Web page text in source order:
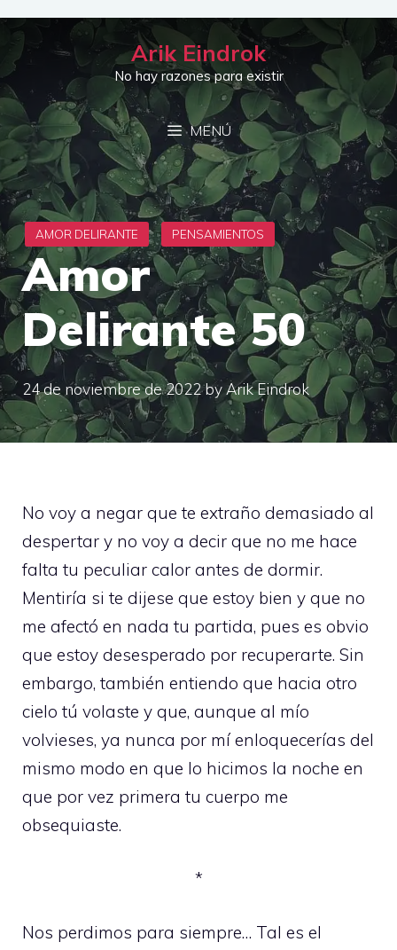
Saltar
al
contenido
Arik Eindrok
No hay razones para existir
MENÚ
Amor
Delirante 50
24 de noviembre de 2022byArik Eindrok
No voy a negar que te extraño demasiado al
despertar y no voy a decir que no me hace
falta tu peculiar calor antes de dormir.
Mentiría si te dijese que estoy bien y que no
me afectó en nada tu partida, pues es obvio
que estoy desesperado por recuperarte. Sin
embargo, también entiendo que hacia otro
cielo tú volaste y que, aunque al mío
volvieses, ya nunca por mí enloquecerías del
mismo modo en que lo hicimos la noche en
que por vez primera tu cuerpo me
obsequiaste.
*
Nos perdimos para siempre… Tal es el